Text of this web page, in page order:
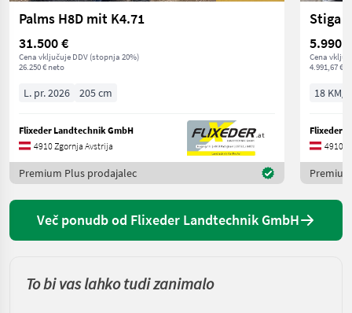
Palms H8D mit K4.71
31.500 €
Cena vključuje DDV (stopnja 20%)
26.250 € neto
L. pr. 2026 205 cm
Flixeder Landtechnik GmbH
4910 Zgornja Avstrija
Premium Plus prodajalec
Stiga
5.990 €
Cena
4.991,67 €
18 KM/
Flixeder
4910
Več ponudb od Flixeder Landtechnik GmbH
To bi vas lahko tudi zanimalo